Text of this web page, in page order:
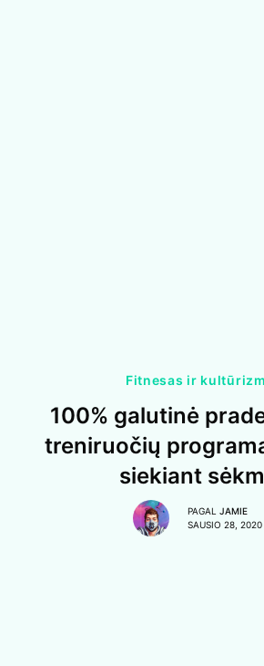
Fitnesas ir
100% galutinė
treniruočių
siekiant
PAGAL JAMIE
SAUSIO 28, 2020